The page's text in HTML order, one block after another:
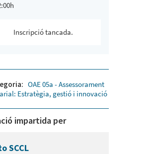
Inscripció tancada.
OAE 05a - Assessorament
Estratègia, gestió i innovació
impartida per
SCCL